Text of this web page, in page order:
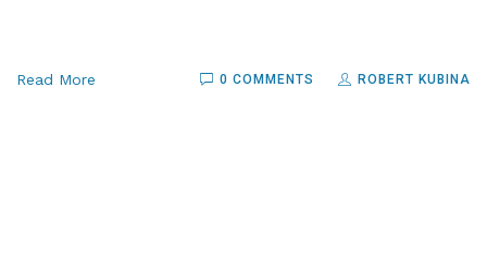
Read More 0 COMMENTS ROBERT KUBINA